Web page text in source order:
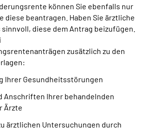
können Sie ebenfalls nur
diese beantragen. Haben Sie ärztliche
diese dem Antrag beizufügen.
zusätzlich zu den
Ihrer Gesundheitsstörungen
Anschriften Ihrer behandelnden
Ärzte
ärztlichen Untersuchungen durch